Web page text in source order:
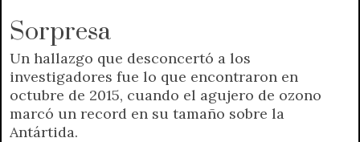
Sorpresa
Un hallazgo que desconcertó a los
investigadores fue lo que encontraron en
octubre de 2015, cuando el agujero de ozono
marcó un record en su tamaño sobre la
Antártida.